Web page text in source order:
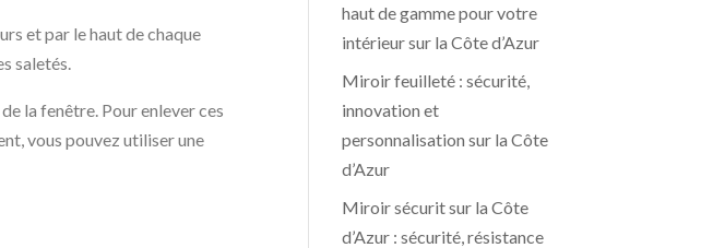
et par le haut de chaque
saletés.
la fenêtre. Pour enlever ces
vous pouvez utiliser une
haut de gamme pour votre
intérieur sur la Côte d’Azur
Miroir feuilleté : sécurité,
innovation et
personnalisation sur la Côte
d’Azur
Miroir sécurit sur la Côte
d’Azur : sécurité, résistance